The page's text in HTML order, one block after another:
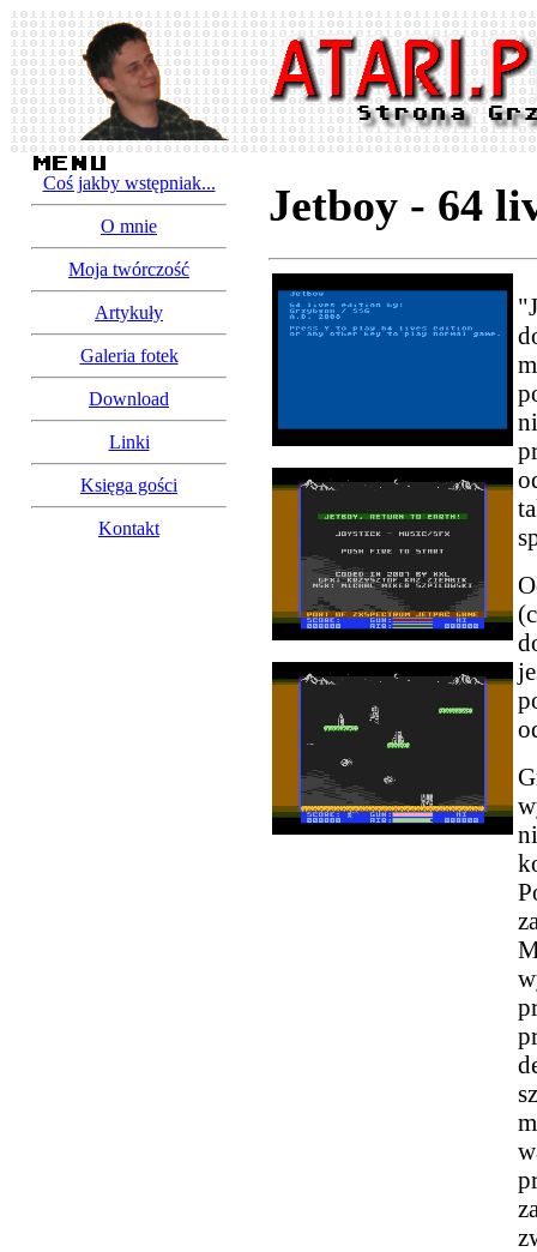
Coś jakby wstępniak...
O mnie
Moja twórczość
Artykuły
Galeria fotek
Download
Linki
Księga gości
Kontakt
Jetboy - 64